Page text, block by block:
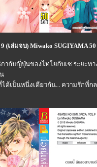
เล่มจบ) Miwako SUGIYAMA
กากับญี่ปุ่นของไทโยกับเซ ระยะท
ด้เป็นหนึ่งเดียวกัน... ความรักที่ก